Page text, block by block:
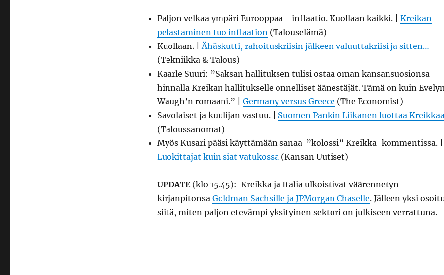
Paljon velkaa ympäri Eurooppaa = inflaatio. Kuollaan kaikki. | Kreikan
pelastaminen tuo inflaation (Talouselämä)
Kuollaan. | Ähäskutti, rahoituskriisin jälkeen valuuttakriisi ja sitten…
(Tekniikka & Talous)
Kaarle Suuri: ”Saksan hallituksen tulisi ostaa oman kansansuosionsa
hinnalla Kreikan hallitukselle onnelliset äänestäjät. Tämä on kuin
Waugh’n romaani.” | Germany versus Greece (The Economist)
Savolaiset ja kuulijan vastuu. | Suomen Pankin Liikanen luottaa
(Taloussanomat)
Myös Kusari pääsi käyttämään sanaa ”kolossi” Kreikka-kommentissa. |
Luokittajat kuin siat vatukossa (Kansan Uutiset)
UPDATE(klo 15.45): Kreikka ja Italia ulkoistivat väärennetyn
kirjanpitonsa Goldman Sachsille ja JPMorgan Chaselle. Jälleen yksi
siitä, miten paljon etevämpi yksityinen sektori on julkiseen verrattuna.